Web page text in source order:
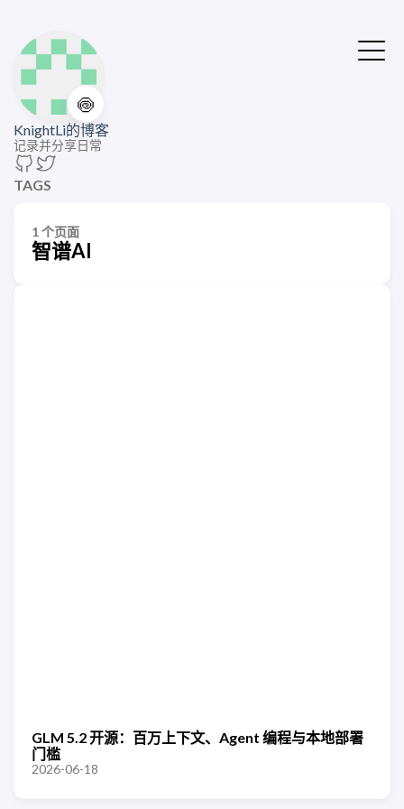
🍥
KnightLi的博客
记录并分享日常
TAGS
1 个页面
智谱AI
GLM 5.2 开源：百万上下文、Agent 编程与本地部署
门槛
2026-06-18